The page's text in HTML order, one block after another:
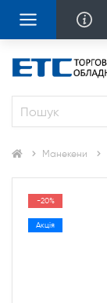
Манекени
-20%
Акція